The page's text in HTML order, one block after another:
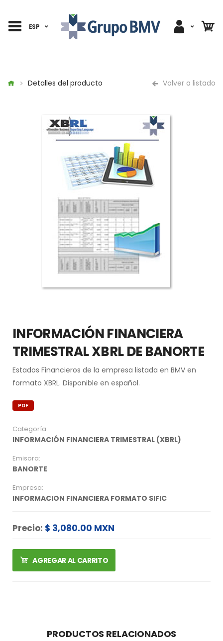
ESP
Detalles del producto Volver a listado
INFORMACIÓN FINANCIERA
TRIMESTRAL XBRL DE BANORTE
Estados Financieros de la empresa listada en BMV en
formato XBRL. Disponible en español.
PDF
Categoría:
INFORMACIÓN FINANCIERA TRIMESTRAL (XBRL)
Emisora:
BANORTE
Empresa:
INFORMACION FINANCIERA FORMATO SIFIC
Precio: $ 3,080.00 MXN
AGREGAR AL CARRITO
PRODUCTOS RELACIONADOS